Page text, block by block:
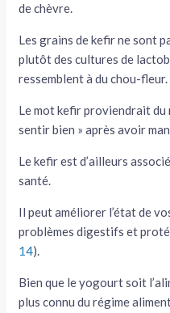
de chèvre.
Les grains de kefir ne sont
plutôt des cultures de
ressemblent à du chou-fleur.
Le mot kefir proviendrait
sentir bien » après avoir
Le kefir est d’ailleurs
santé.
Il peut améliorer l’état de
problèmes digestifs et
14).
Bien que le yogourt soit
plus connu du régime